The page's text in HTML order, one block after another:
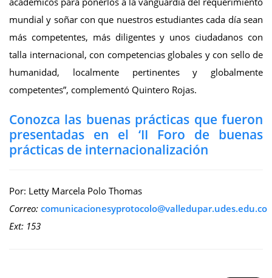
mundial y soñar con que nuestros estudiantes cada día sean
más competentes, más diligentes y unos ciudadanos con
talla internacional, con competencias globales y con sello de
humanidad, localmente pertinentes y globalmente
competentes”, complementó Quintero Rojas.
Conozca las buenas prácticas que fueron
presentadas en el ‘II Foro de buenas
prácticas de internacionalización
Por: Letty Marcela Polo Thomas
Correo: comunicacionesyprotocolo@valledupar.udes.edu.co
Ext: 153